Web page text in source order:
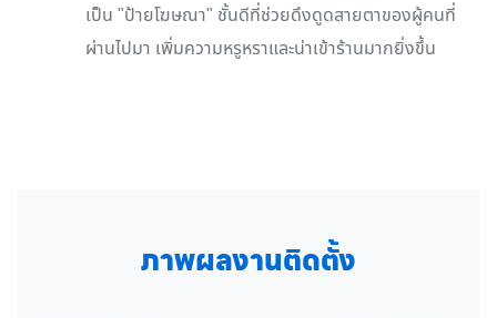
เป็น "ป้ายโฆษณา" ชั้นดีที่ช่วยดึงดูดสายตาของผู้คนที่
ผ่านไปมา เพิ่มความหรูหราและน่าเข้าร้านมากยิ่งขึ้น
ภาพผลงานติดตั้ง